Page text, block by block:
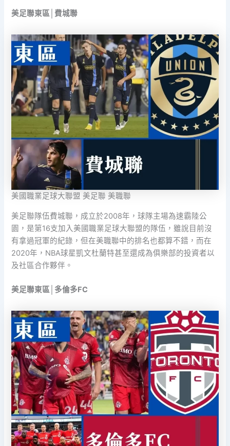
美足聯東區│費城聯
美國職業足球大聯盟 美足聯 美職聯
美足聯隊伍費城聯，成立於2008年，球隊主場為速霸陸公
園，是第16支加入美國職業足球大聯盟的隊伍，雖說目前沒
有拿過冠軍的紀錄，但在美職聯中的排名也都算不錯，而在
2020年，NBA球星凱文杜蘭特甚至還成為俱樂部的投資者以
及社區合作夥伴。
美足聯東區│多倫多FC